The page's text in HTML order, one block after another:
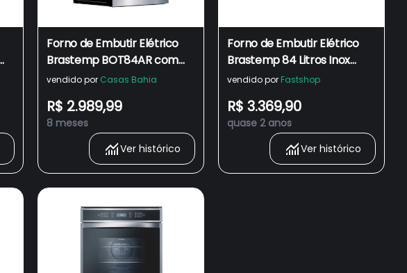
Forno de Embutir Elétrico
Brastemp BOT84AR com
Convecção e Termômetro
vendido por Casas Bahia
R$ 2.989,99
8 meses
Ver histórico
Forno de Embutir Elétrico
Brastemp 84 Litros Inox
com Convecção e
- BOT84AR
vendido por Fastshop
R$ 3.369,90
quase 2 anos
Ver histórico